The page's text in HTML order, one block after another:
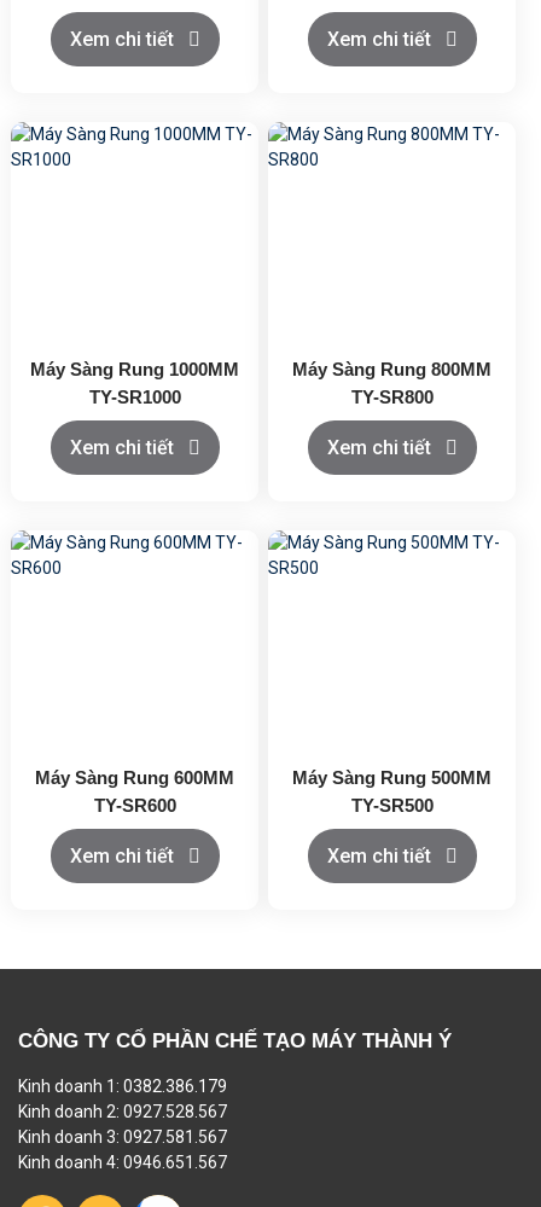
Xem chi tiết Xem chi tiết
Máy Sàng Rung 1000MM
TY-SR1000
Xem chi tiết
Máy Sàng Rung 800MM
TY-SR800
Xem chi tiết
Máy Sàng Rung 600MM
TY-SR600
Xem chi tiết
Máy Sàng Rung 500MM
TY-SR500
Xem chi tiết
CÔNG TY CỔ PHẦN CHẾ TẠO MÁY THÀNH Ý
Kinh doanh 1: 0382.386.179
Kinh doanh 2: 0927.528.567
Kinh doanh 3: 0927.581.567
Kinh doanh 4: 0946.651.567